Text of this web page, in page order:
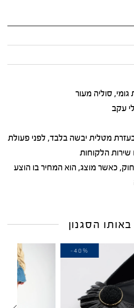
גומי, סוליה מעור
עקב
בעזרת מטלית יבשה בלבד, לפני פעולת
שירות הלקוחות
כאשר מוצג, הוא המחיר בו הוצע
הסגנון
-